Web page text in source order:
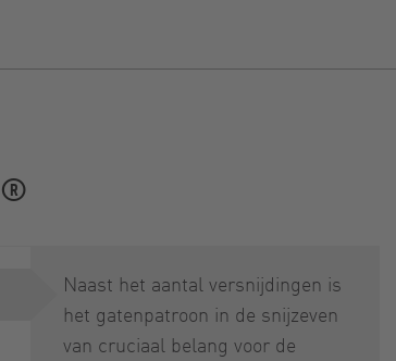
®
Naast het aantal versnijdingen is
het gatenpatroon in de snijzeven
van cruciaal belang voor de